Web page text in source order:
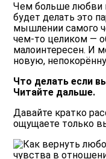
Чем больше любви
будет делать это
мышлении самого
чем-то целиком —
малоинтересен. И
новую,
Что делать если
Читайте дальше.
Давайте кратко
ощущаете только